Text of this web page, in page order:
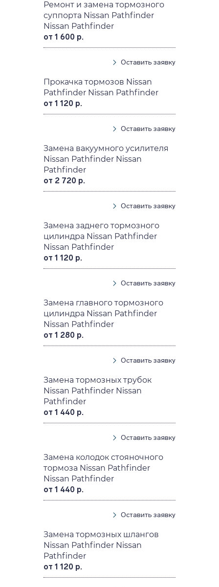
Ремонт и замена тормозного
суппорта Nissan Pathfinder
Nissan Pathfinder
от 1 600 р.
Оставить заявку
Прокачка тормозов Nissan
Pathfinder Nissan Pathfinder
от 1 120 р.
Оставить заявку
Замена вакуумного усилителя
Nissan Pathfinder Nissan
Pathfinder
от 2 720 р.
Оставить заявку
Замена заднего тормозного
цилиндра Nissan Pathfinder
Nissan Pathfinder
от 1 120 р.
Оставить заявку
Замена главного тормозного
цилиндра Nissan Pathfinder
Nissan Pathfinder
от 1 280 р.
Оставить заявку
Замена тормозных трубок
Nissan Pathfinder Nissan
Pathfinder
от 1 440 р.
Оставить заявку
Замена колодок стояночного
тормоза Nissan Pathfinder
Nissan Pathfinder
от 1 440 р.
Оставить заявку
Замена тормозных шлангов
Nissan Pathfinder Nissan
Pathfinder
от 1 120 р.